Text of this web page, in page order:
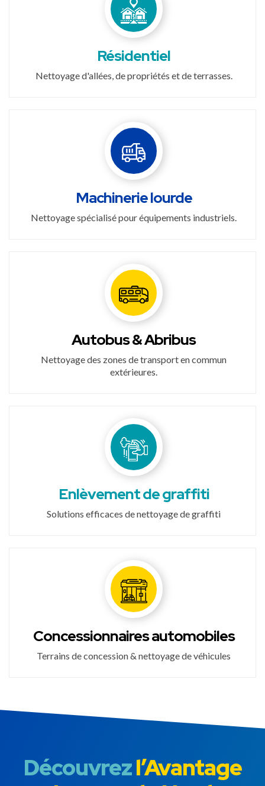
Résidentiel
Nettoyage d'allées, de propriétés et de terrasses.
Machinerie lourde
Nettoyage spécialisé pour équipements industriels.
Autobus & Abribus
Nettoyage des zones de transport en commun
extérieures.
Enlèvement de graffiti
Solutions efficaces de nettoyage de graffiti
Concessionnaires automobiles
Terrains de concession & nettoyage de véhicules
Découvrezl’Avantage